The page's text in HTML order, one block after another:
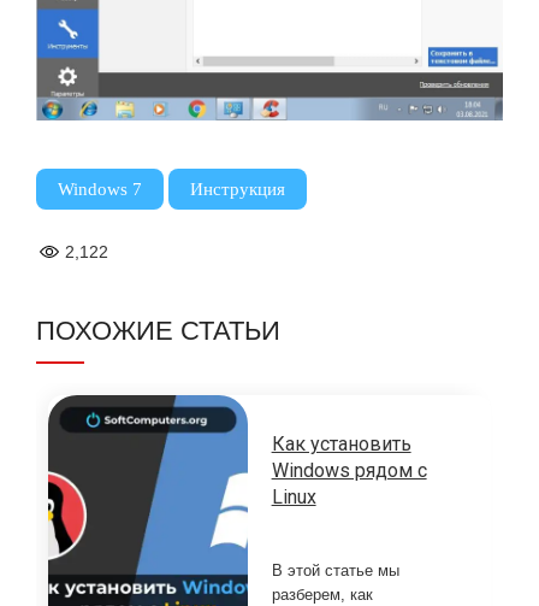
Windows 7 Инструкция
2,122
ПОХОЖИЕ СТАТЬИ
Как установить
Windows рядом с
Linux
В этой статье мы
разберем, как